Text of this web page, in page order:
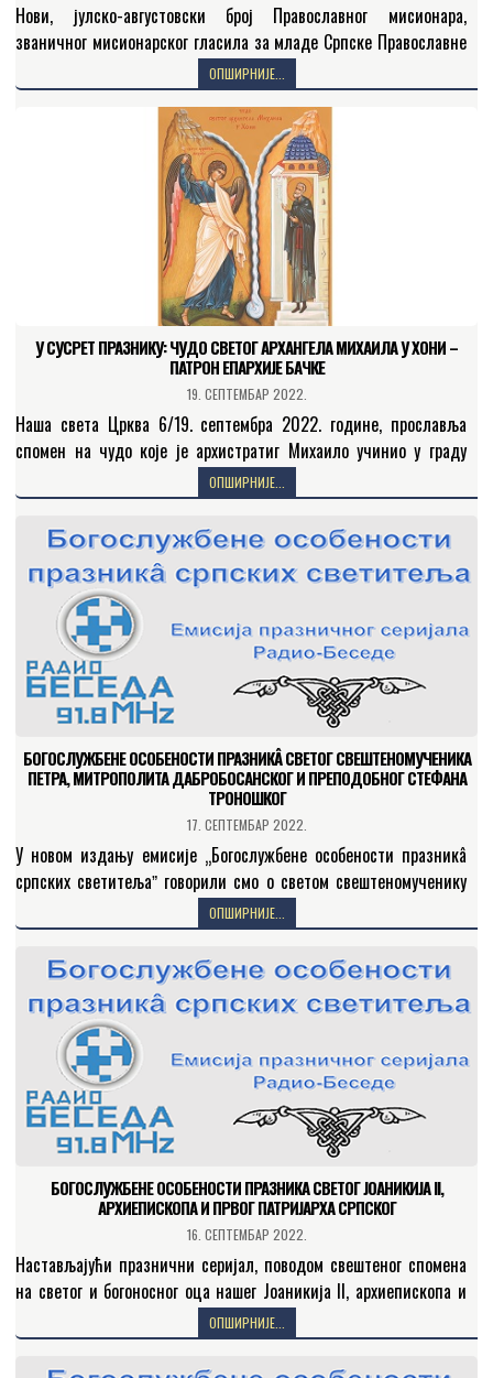
Нови, јулско-августовски број Православног мисионара,
званичног мисионарског гласила за младе Српске Православне
Цркве, посвећен је теми „Блажени изгнани правде радиˮ.
Садржај 386. броја, слушаоцима Радио-Беседе…
ОПШИРНИЈЕ...
У СУСРЕТ ПРАЗНИКУ: ЧУДО СВЕТОГ АРХАНГЕЛА МИХАИЛА У ХОНИ –
ПАТРОН ЕПАРХИЈЕ БАЧКЕ
19. СЕПТЕМБАР 2022.
Наша света Црква 6/19. септембра 2022. године, прославља
спомен на чудо које је архистратиг Михаило учинио у граду
Хони (Колоси) у Малој Азији, а пунота…
ОПШИРНИЈЕ...
БОГОСЛУЖБЕНЕ ОСОБЕНОСТИ ПРАЗНИКÂ СВЕТОГ СВЕШТЕНОМУЧЕНИКА
ПЕТРА, МИТРОПОЛИТА ДАБРОБОСАНСКОГ И ПРЕПОДОБНОГ СТЕФАНА
ТРОНОШКОГ
17. СЕПТЕМБАР 2022.
У новом издању емисије „Богослужбене особености празникâ
српских светитељаˮ говорили смо о светом свештеномученику
Петру, митрополиту дабробосанском и преподобном Стефану
Троношком. Говорећи о светом свештеномученику…
ОПШИРНИЈЕ...
БОГОСЛУЖБЕНЕ ОСОБЕНОСТИ ПРАЗНИКА СВЕТОГ ЈОАНИКИЈА II,
АРХИЕПИСКОПА И ПРВОГ ПАТРИЈАРХА СРПСКОГ
16. СЕПТЕМБАР 2022.
Настављајући празнични серијал, поводом свештеног спомена
на светог и богоносног оца нашег Јоаникија II, архиепископа и
првог патријарха српског, ново издање емисије „Богослужбене
особености празникâ…
ОПШИРНИЈЕ...